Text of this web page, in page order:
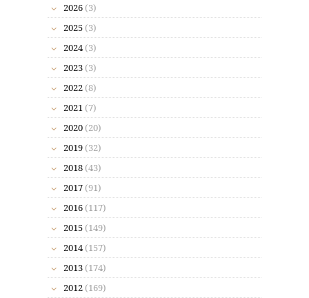
2026 (3)
2025 (3)
2024 (3)
2023 (3)
2022 (8)
2021 (7)
2020 (20)
2019 (32)
2018 (43)
2017 (91)
2016 (117)
2015 (149)
2014 (157)
2013 (174)
2012 (169)